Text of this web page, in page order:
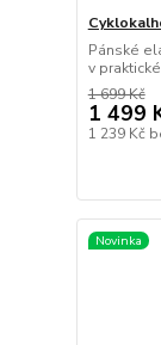
Pánské
v
1 699 Kč
1 499
1 239 Kč
Novinka